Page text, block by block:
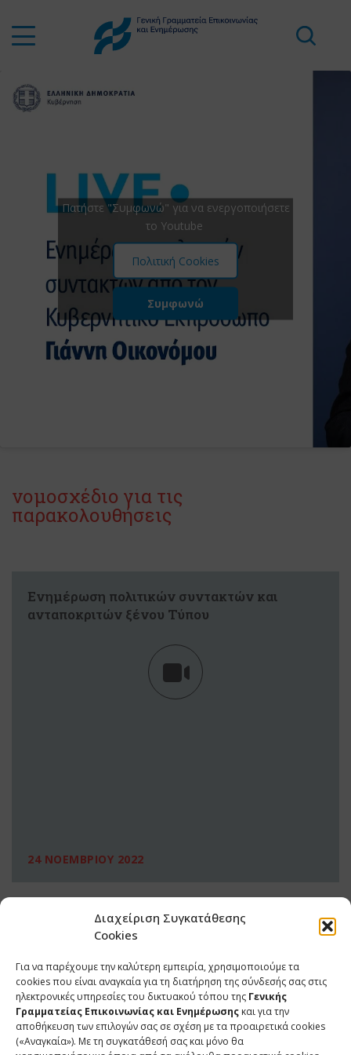
Διαχείριση Συγκατάθεσης
Cookies
Για να παρέχουμε την καλύτερη εμπειρία, χρησιμοποιούμε τα
cookies που είναι αναγκαία για τη διατήρηση της σύνδεσής σας στις
ηλεκτρονικές υπηρεσίες του δικτυακού τόπου της Γενικής
Γραμματείας Επικοινωνίας και Ενημέρωσης και για την
αποθήκευση των επιλογών σας σε σχέση με τα προαιρετικά cookies
(«Αναγκαία»). Με τη συγκατάθεσή σας και μόνο θα
Πατήστε "Συμφωνώ" για να ενεργοποιήσετε
το Youtube
Πολιτική Cookies
Συμφωνώ
νομοσχέδιο για τις
παρακολουθήσεις
Ενημέρωση πολιτικών συντακτών και
ανταποκριτών ξένου Τύπου
24 ΝΟΕΜΒΡΙΟΥ 2022
ΕΠΙΚΟΙΝΩΝΙΑ